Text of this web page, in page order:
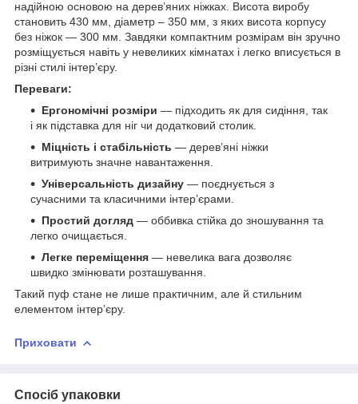
надійною основою на дерев’яних ніжках. Висота виробу
становить 430 мм, діаметр – 350 мм, з яких висота корпусу
без ніжок — 300 мм. Завдяки компактним розмірам він зручно
розміщується навіть у невеликих кімнатах і легко вписується в
різні стилі інтер’єру.
Переваги:
Ергономічні розміри — підходить як для сидіння, так
і як підставка для ніг чи додатковий столик.
Міцність і стабільність — дерев’яні ніжки
витримують значне навантаження.
Універсальність дизайну — поєднується з
сучасними та класичними інтер’єрами.
Простий догляд — оббивка стійка до зношування та
легко очищається.
Легке переміщення — невелика вага дозволяє
швидко змінювати розташування.
Такий пуф стане не лише практичним, але й стильним
елементом інтер’єру.
Приховати
Спосіб упаковки